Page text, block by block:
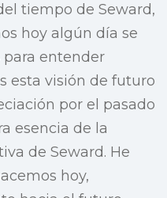
tiempo de Seward,
hoy algún día se
para entender
esta visión de futuro
por el pasado
esencia de la
de Seward. He
hoy,